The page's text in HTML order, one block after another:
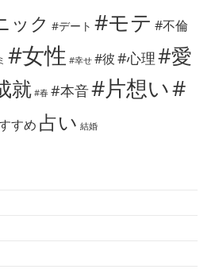
ック #デート #モテ #不倫
#女性 #幸せ #彼#心理#愛
就 #春 #本音#片想い#
すめ 占い 結婚